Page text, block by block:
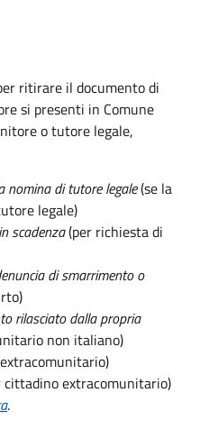
ritirare il documento di
si presenti in Comune
o tutore legale,
nomina di tutore legale(se la
legale)
scadenza(per richiesta di
di smarrimento o
rilasciato dalla propria
non italiano)
cittadino extracomunitario)
.